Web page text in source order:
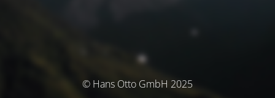
© Hans Otto GmbH 2025